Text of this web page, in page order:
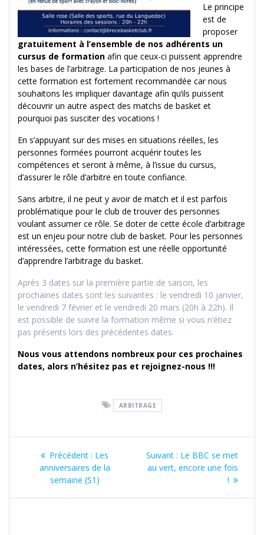
Le principe
est de
proposer
gratuitement à l’ensemble de nos adhérents un
cursus de formation afin que ceux-ci puissent apprendre
les bases de l’arbitrage. La participation de nos jeunes à
cette formation est fortement recommandée car nous
souhaitons les impliquer davantage afin qu’ils puissent
découvrir un autre aspect des matchs de basket et
pourquoi pas susciter des vocations !
En s’appuyant sur des mises en situations réelles, les
personnes formées pourront acquérir toutes les
compétences et seront à même, à l’issue du cursus,
d’assurer le rôle d’arbitre en toute confiance.
Sans arbitre, il ne peut y avoir de match et il est parfois
problématique pour le club de trouver des personnes
voulant assumer ce rôle. Se doter de cette école d’arbitrage
est un enjeu pour notre club de basket. Pour les personnes
intéressées, cette formation est une réelle opportunité
d’apprendre l’arbitrage du basket.
Après 3 dates sur la première partie de saison, les
prochaines dates sont les suivantes : le vendredi 10 janvier,
le vendredi 7 février et le vendredi 20 mars (20h à 22h). Il
est possible de suivre la formation même si vous n’étiez
pas présents lors des précédentes dates.
Nous vous attendons nombreux pour ces prochaines
dates, alors n’hésitez pas et rejoignez-nous !!!
ARBITRAGE
Navigation
l’article
Précédent : Article
précédent
:
Les
anniversaires de la
semaine (S1)
Suivant : Article
suivant
Le BBC se met
au vert, encore une fois
!